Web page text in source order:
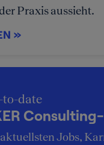
Praxis aussieht.
»
date
Jobs,